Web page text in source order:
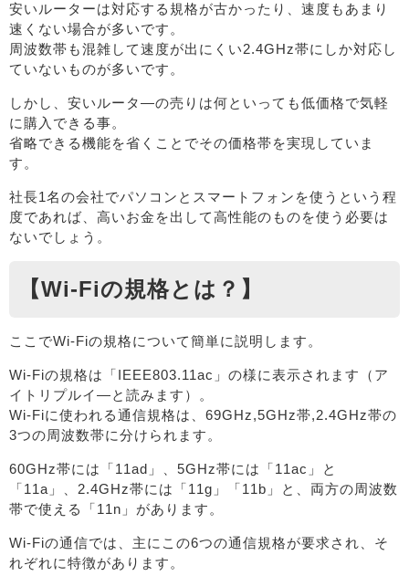
安いルーターは対応する規格が古かったり、速度もあまり
速くない場合が多いです。
周波数帯も混雑して速度が出にくい2.4GHz帯にしか対応し
ていないものが多いです。
しかし、安いルータ―の売りは何といっても低価格で気軽
に購入できる事。
省略できる機能を省くことでその価格帯を実現していま
す。
社長1名の会社でパソコンとスマートフォンを使うという程
度であれば、高いお金を出して高性能のものを使う必要は
ないでしょう。
【Wi-Fiの規格とは？】
ここでWi-Fiの規格について簡単に説明します。
Wi-Fiの規格は「IEEE803.11ac」の様に表示されます（ア
イトリプルイ―と読みます）。
Wi-Fiに使われる通信規格は、69GHz,5GHz帯,2.4GHz帯の
3つの周波数帯に分けられます。
60GHz帯には「11ad」、5GHz帯には「11ac」と
「11a」、2.4GHz帯には「11g」「11b」と、両方の周波数
帯で使える「11n」があります。
Wi-Fiの通信では、主にこの6つの通信規格が要求され、そ
れぞれに特徴があります。